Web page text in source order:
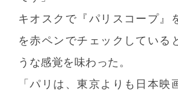
キオスクで『パリスコープ』
を赤ペンでチェックしている
うな感覚を味わった。
「パリは、東京よりも日本映